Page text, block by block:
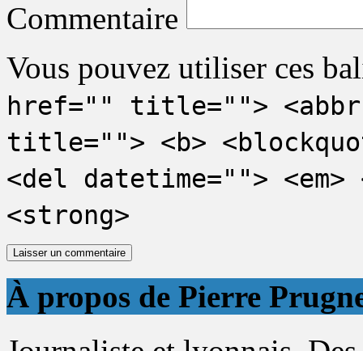
Commentaire
Vous pouvez utiliser ces
href="" title="">
title=""> <b>
<del datetime="">
<strong>
À propos de Pierre